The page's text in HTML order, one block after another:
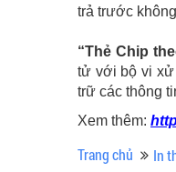
trả trước
“Thẻ Chip
tử với bộ vi xử
trữ các thông
Xem thêm:
Trang chủ In